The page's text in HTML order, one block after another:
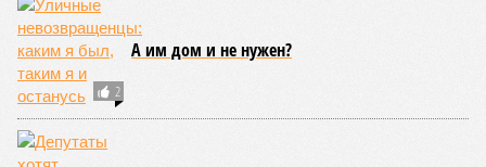
2
А им дом и не нужен?